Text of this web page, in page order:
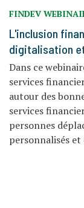
FINDEV
L'inclusion
digitalisation
Dans ce
services
autour des
services
personnes
personnalisés